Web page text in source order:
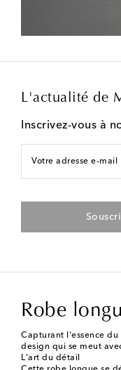
L'actualité de
Inscrivez-vous à
Votre adresse e-mail
Robe
Capturant l'essence
design qui se meut
L'art du détail